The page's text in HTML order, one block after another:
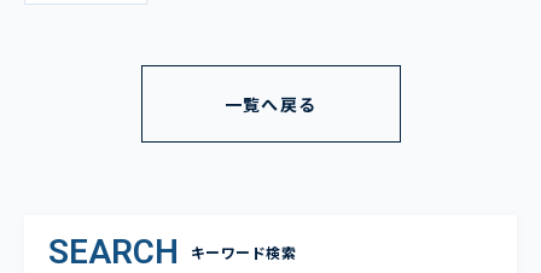
一覧へ戻る
SEARCH キーワード検索